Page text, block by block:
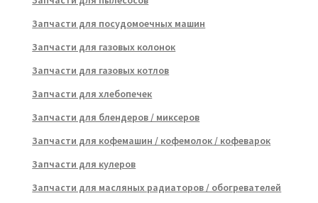
Запчасти для посудомоечных машин
Запчасти для газовых колонок
Запчасти для газовых котлов
Запчасти для хлебопечек
Запчасти для блендеров / миксеров
Запчасти для кофемашин / кофемолок / кофеварок
Запчасти для кулеров
Запчасти для масляных радиаторов / обогревателей